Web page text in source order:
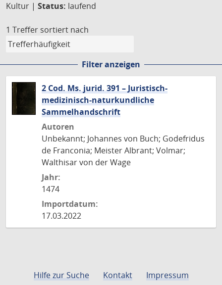
Kultur | Status: laufend
1 Treffer sortiert nach
Filter anzeigen
2 Cod. Ms. jurid. 391 – Juristisch-
medizinisch-naturkundliche
Sammelhandschrift
Autoren
Unbekannt; Johannes von Buch; Godefridus
de Franconia; Meister Albrant; Volmar;
Walthisar von der Wage
Jahr:
1474
Importdatum:
17.03.2022
Hilfe zur Suche Kontakt
Impressum